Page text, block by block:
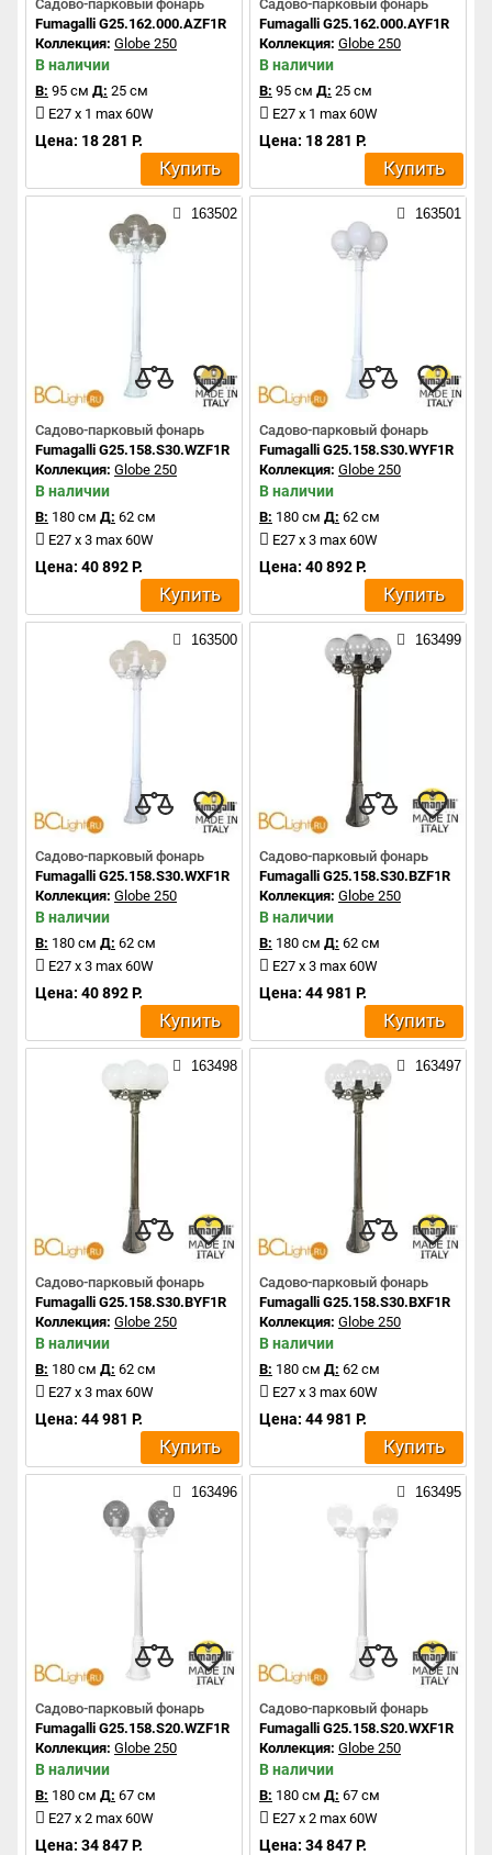
Садово-парковый фонарь
Fumagalli G25.162.000.AZF1R
Коллекция: Globe 250
В наличии
В: 95 см Д: 25 см
E27 x 1 max 60W
Цена: 18 281 Р.
Купить
Садово-парковый фонарь
Fumagalli G25.162.000.AYF1R
Коллекция: Globe 250
В наличии
В: 95 см Д: 25 см
E27 x 1 max 60W
Цена: 18 281 Р.
Купить
163502
Садово-парковый фонарь
Fumagalli G25.158.S30.WZF1R
Коллекция: Globe 250
В наличии
В: 180 см Д: 62 см
E27 x 3 max 60W
Цена: 40 892 Р.
Купить
163501
Садово-парковый фонарь
Fumagalli G25.158.S30.WYF1R
Коллекция: Globe 250
В наличии
В: 180 см Д: 62 см
E27 x 3 max 60W
Цена: 40 892 Р.
Купить
163500
Садово-парковый фонарь
Fumagalli G25.158.S30.WXF1R
Коллекция: Globe 250
В наличии
В: 180 см Д: 62 см
E27 x 3 max 60W
Цена: 40 892 Р.
Купить
163499
Садово-парковый фонарь
Fumagalli G25.158.S30.BZF1R
Коллекция: Globe 250
В наличии
В: 180 см Д: 62 см
E27 x 3 max 60W
Цена: 44 981 Р.
Купить
163498
Садово-парковый фонарь
Fumagalli G25.158.S30.BYF1R
Коллекция: Globe 250
В наличии
В: 180 см Д: 62 см
E27 x 3 max 60W
Цена: 44 981 Р.
Купить
163497
Садово-парковый фонарь
Fumagalli G25.158.S30.BXF1R
Коллекция: Globe 250
В наличии
В: 180 см Д: 62 см
E27 x 3 max 60W
Цена: 44 981 Р.
Купить
163496
Садово-парковый фонарь
Fumagalli G25.158.S20.WZF1R
Коллекция: Globe 250
В наличии
В: 180 см Д: 67 см
E27 x 2 max 60W
Цена: 34 847 Р.
163495
Садово-парковый фонарь
Fumagalli G25.158.S20.WXF1R
Коллекция: Globe 250
В наличии
В: 180 см Д: 67 см
E27 x 2 max 60W
Цена: 34 847 Р.